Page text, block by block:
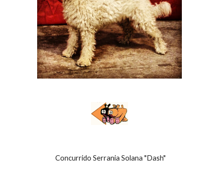
Concurrido Serrania Solana "Dash"